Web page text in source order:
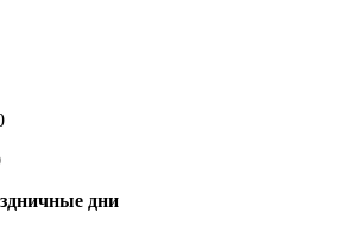
дни